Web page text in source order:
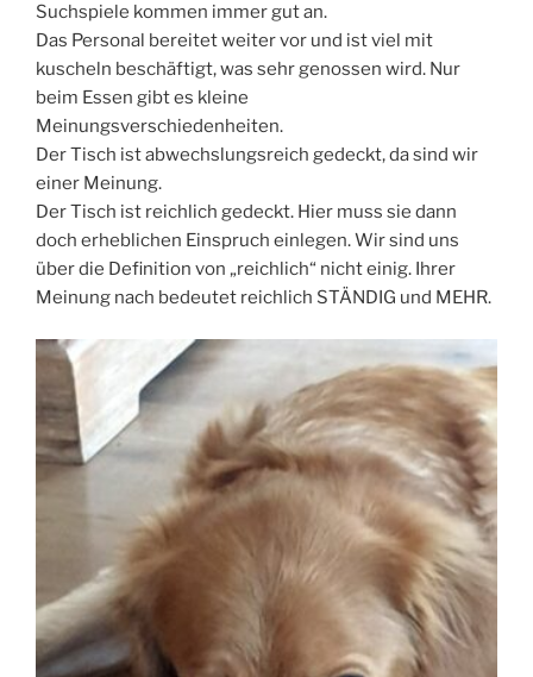
Suchspiele kommen immer gut an.
Das Personal bereitet weiter vor und ist viel mit
kuscheln beschäftigt, was sehr genossen wird. Nur
beim Essen gibt es kleine
Meinungsverschiedenheiten.
Der Tisch ist abwechslungsreich gedeckt, da sind wir
einer Meinung.
Der Tisch ist reichlich gedeckt. Hier muss sie dann
doch erheblichen Einspruch einlegen. Wir sind uns
über die Definition von „reichlich“ nicht einig. Ihrer
Meinung nach bedeutet reichlich STÄNDIG und MEHR.